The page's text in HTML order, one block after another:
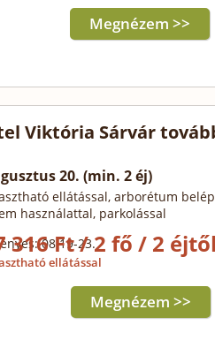
Megnézem >>
Viktória Sárvár
20. (min. 2 éj)
ellátással, arborétum
használattal, parkolással
08.19-23.
316 Ft / 2 fő / 2 éjtől
ellátással
Megnézem >>